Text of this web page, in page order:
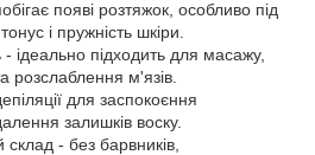
появі розтяжок, особливо під
і пружність шкіри.
- ідеально підходить для масажу,
розслаблення м'язів.
для заспокоєння
залишків воску.
- без барвників,